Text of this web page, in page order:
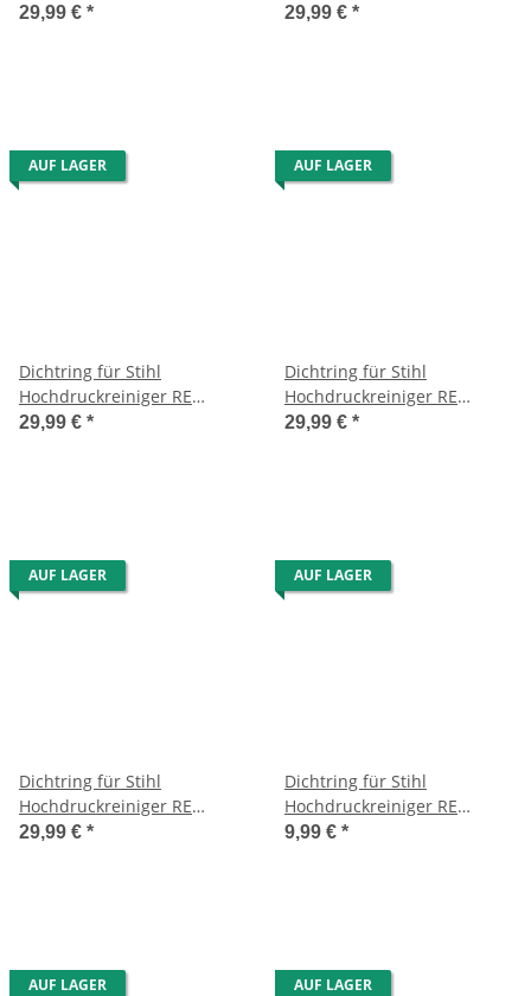
118/128 PLUS
29,99 € * 118/128 PLUS/117/127
29,99 € *
AUF LAGER
Dichtring für Stihl
Hochdruckreiniger RE
118/128 PLUS/140 K/160 K
29,99 € *
AUF LAGER
Dichtring für Stihl
Hochdruckreiniger RE
118/128 PLUS/143/163 usw.
29,99 € *
AUF LAGER
Dichtring für Stihl
Hochdruckreiniger RE
118/128 PLUS/160/127
29,99 € *
AUF LAGER
Dichtring für Stihl
Hochdruckreiniger RE
143/163 und Schaumdüse
9,99 € *
AUF LAGER AUF LAGER